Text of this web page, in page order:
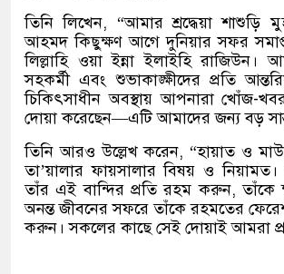
তিনি লিখেন, “আমার শ্রদ্ধেয়া শাশুড়ি
আহমদ কিছুক্ষণ আগে দুনিয়ার সফর
লিল্লাহি ওয়া ইন্না ইলাইহি রাজিউন।
সহকর্মী এবং শুভাকাঙ্ক্ষীদের প্রতি
চিকিৎসাধীন অবস্থায় আপনারা খোঁজ-
দোয়া করেছেন—এটি আমাদের জন্য বড়
তিনি আরও উল্লেখ করেন, “হায়াত ও
তা’য়ালার ফায়সালার বিষয় ও নিয়ামত।
তাঁর এই বান্দির প্রতি রহম করুন,
অনন্ত জীবনের সফরে তাঁকে রহমতের
করুন। সকলের কাছে সেই দোয়াই আমরা